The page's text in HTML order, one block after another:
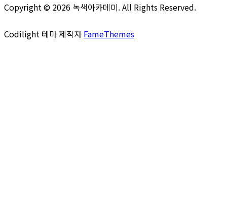
Copyright © 2026 녹색아카데미. All Rights Reserved.
Codilight 테마 제작자 FameThemes